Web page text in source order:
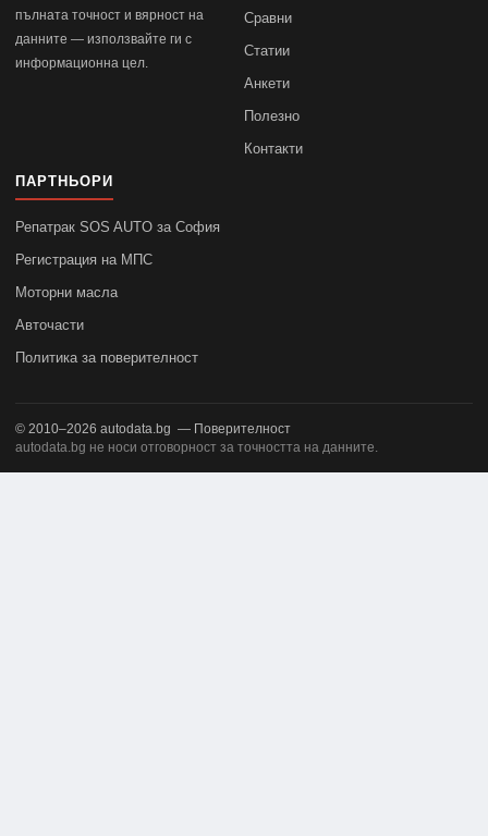
пълната точност и вярност на
данните — използвайте ги с
информационна цел.
Сравни
Статии
Анкети
Полезно
Контакти
ПАРТНЬОРИ
Репатрак SOS AUTO за София
Регистрация на МПС
Моторни масла
Авточасти
Политика за поверителност
© 2010–2026 autodata.bg — Поверителност
autodata.bg не носи отговорност за точността на данните.